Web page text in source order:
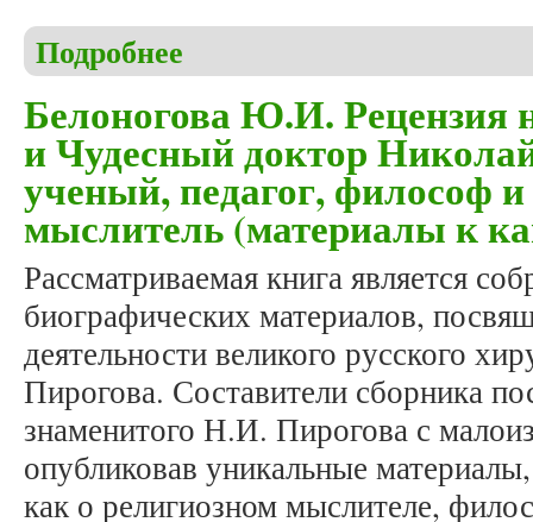
Подробнее
Белоногова Ю.И. Рецензия
и Чудесный доктор
ученый, педагог, философ
мыслитель (материалы к
Рассматриваемая книга является
биографических материалов,
деятельности великого русского
Пирогова. Составители сборника
знаменитого Н.И. Пирогова с
опубликовав уникальные
как о религиозном мыслителе,